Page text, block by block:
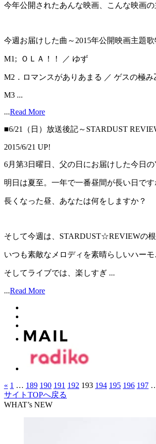
今年公開されたあんな映画、こんな映画の
今週お届けした曲～2015年公開映画主題
M1; ＯＬＡ！！ ／ ゆず
M2．ロマンスがありあまる ／ ゲスの極み
M3 ...
...Read More
■6/21（日）放送後記～STARDUST
2015/6/21 UP!
6月第3日曜日、父の日にお届けした今日
明日は夏至。一年で一番昼間が長い日です
長くなった昼、あなたは何をしますか？
そして今週は、STARDUST☆REVIEWの根
いつも素敵なメロディを素晴らしいハー
そしてライブでは、楽しすぎ ...
...Read More
« 1 … 189 190 191 192 193 194 195 196 197
サイトTOPへ戻る
WHAT’s NEW